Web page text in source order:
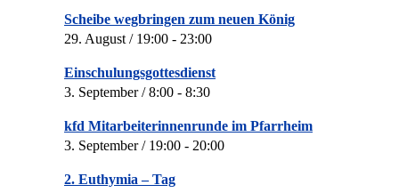
Scheibe wegbringen zum neuen König
29. August / 19:00 - 23:00
Einschulungsgottesdienst
3. September / 8:00 - 8:30
kfd Mitarbeiterinnenrunde im Pfarrheim
3. September / 19:00 - 20:00
2. Euthymia – Tag